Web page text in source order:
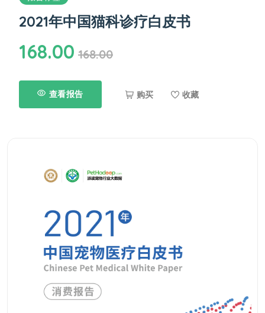
2021年中国猫科诊疗白皮书
168.00 168.00
查看报告 购买 收藏